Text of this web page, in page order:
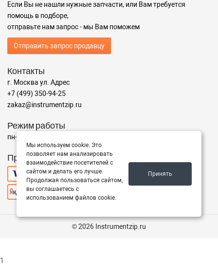
Если Вы не нашли нужные запчасти, или Вам требуется
помощь в подборе,
отправьте нам запрос - мы Вам поможем
Отправить запрос продавцу
Контакты
г. Москва ул. Адрес
+7 (499) 350-94-25
zakaz@instrumentzip.ru
Режим работы
пн-пт с 9:00 до 18:00, сб 9:00 до 16:00, вс - выходной
Принимаем к оплате
© 2026 Instrumentzip.ru
Мы используем cookie. Это
позволяет нам анализировать
взаимодействие посетителей с
сайтом и делать его лучше.
Продолжая пользоваться сайтом,
вы соглашаетесь с
использованием файлов cookie.
Принять
1